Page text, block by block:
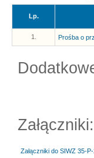
Lp.
1. Prośba o
Załączniki:
Załączniki do SIWZ 35-